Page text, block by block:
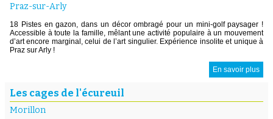
Praz-sur-Arly
18 Pistes en gazon, dans un décor ombragé pour un mini-golf paysager !
Accessible à toute la famille, mêlant une activité populaire à un mouvement
d’art encore marginal, celui de l’art singulier. Expérience insolite et unique à
Praz sur Arly !
En savoir plus
Les cages de l'écureuil
Morillon